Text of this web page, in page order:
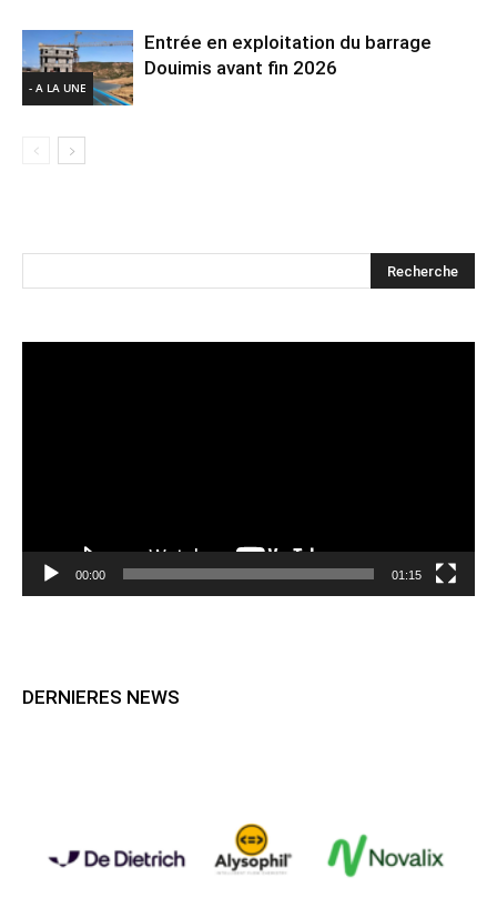
- A LA UNE
Entrée en exploitation du barrage
Douimis avant fin 2026
00:00 01:15
DERNIERES NEWS